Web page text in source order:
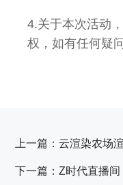
4.关于本次活动
权，如有任何疑
上一篇：
下一篇：